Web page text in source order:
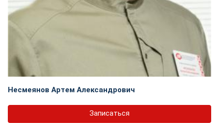
Несмеянов Артем Александрович
Записаться